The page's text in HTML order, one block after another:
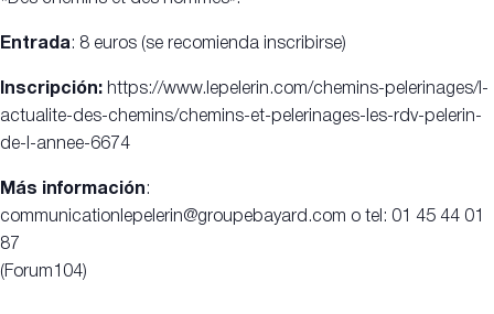
Entrada : 8 euros (se recomienda inscribirse)
Inscripción: https://www.lepelerin.com/chemins-pelerinages/l-
actualite-des-chemins/chemins-et-pelerinages-les-rdv-pelerin-
de-l-annee-6674
Más información :
communicationlepelerin@groupebayard.com o tel: 01 45 44 01
87
(Forum104)